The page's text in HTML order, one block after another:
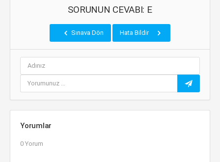
SORUNUN CEVABI: E
Sınava Dön Hata Bildir
Yorumlar
0 Yorum